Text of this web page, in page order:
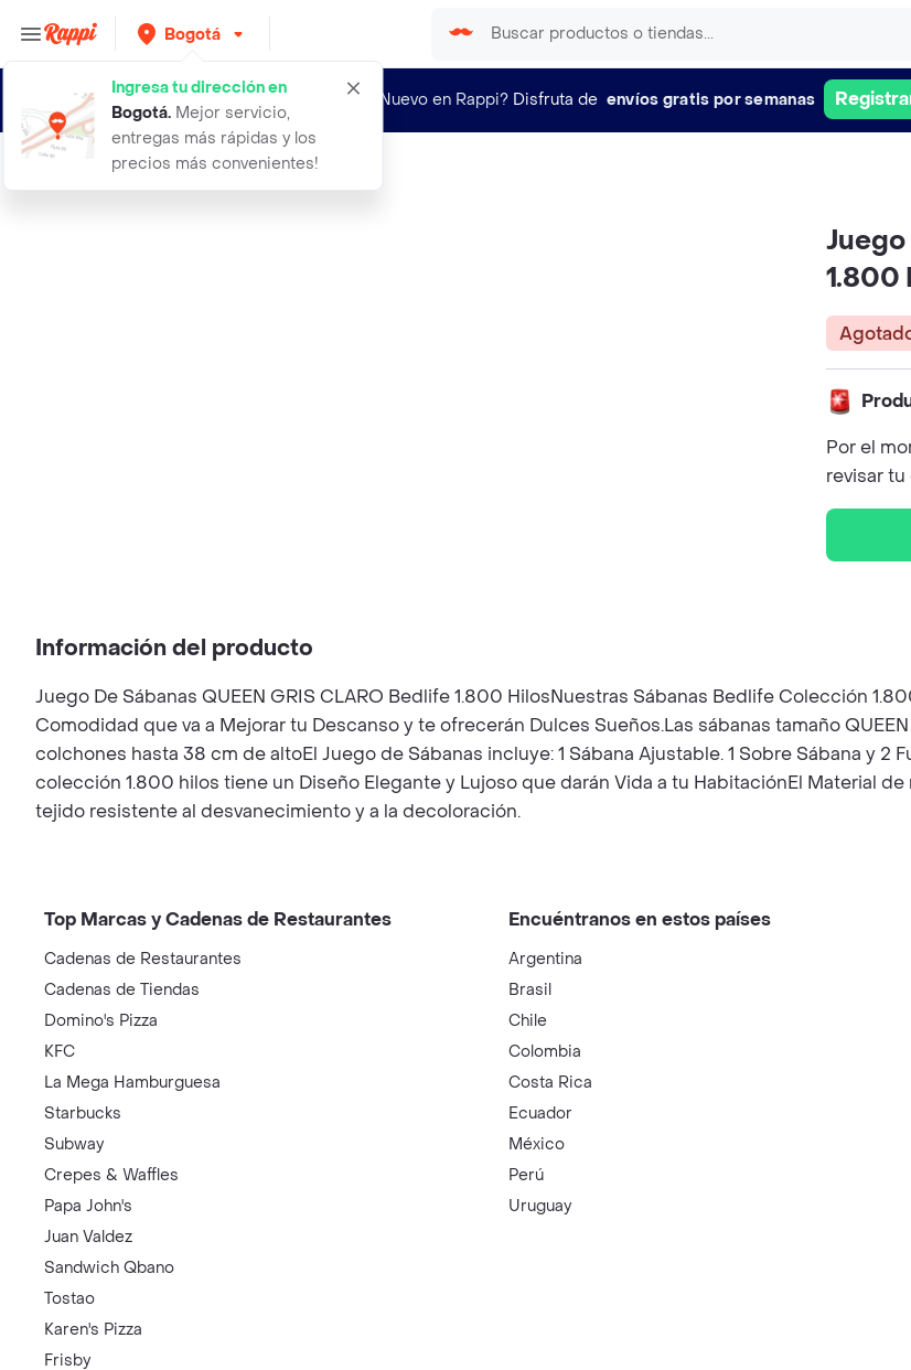
Bogotá
Ingresa tu dirección en
Bogotá. Mejor servicio,
entregas más rápidas y los
precios más convenientes!
¿Nuevo en Rappi? Disfruta de envíos gratis por semanas
juego de sabanas queen gris claro b
1.800
Por el
revisar
Información del producto
Juego De Sábanas QUEEN GRIS CLARO Bedlife 1.800 HilosNuestras Sábanas Bedlife Colección
Comodidad que va a Mejorar tu Descanso y te ofrecerán Dulces Sueños.Las sábanas tamaño
colchones hasta 38 cm de altoEl Juego de Sábanas incluye: 1 Sábana Ajustable. 1 Sobre Sábana y
colección 1.800 hilos tiene un Diseño Elegante y Lujoso que darán Vida a tu HabitaciónEl Material
tejido resistente al desvanecimiento y a la decoloración.
Top Marcas y Cadenas de Restaurantes
Cadenas de Restaurantes
Cadenas de Tiendas
Domino's Pizza
KFC
La Mega Hamburguesa
Starbucks
Subway
Crepes & Waffles
Papa John's
Juan Valdez
Sandwich Qbano
Tostao
Karen's Pizza
Frisby
Encuéntranos en estos países
Argentina
Brasil
Chile
Colombia
Costa Rica
Ecuador
México
Perú
Uruguay